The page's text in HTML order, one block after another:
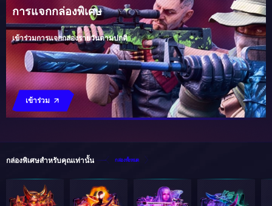
การแจกกล่องพิเศษ
เข้าร่วมการแจกกล่องรายวันตามปกติ
เข้าร่วม
กล่องพิเศษสำหรับคุณเท่านั้น กล่องทั้งหมด